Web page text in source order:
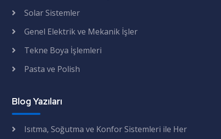
Solar Sistemler
Genel Elektrik ve Mekanik İşler
Tekne Boya İşlemleri
Pasta ve Polish
Blog Yazıları
Isıtma, Soğutma ve Konfor Sistemleri ile Her